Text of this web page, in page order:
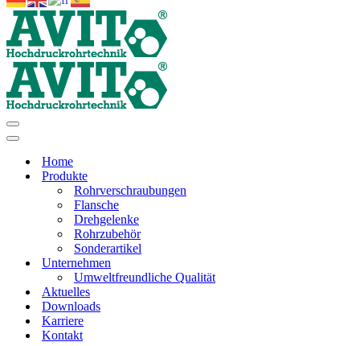
Navigations-
Menü
Navigations-
Home
Produkte
Rohrverschraubungen
Flansche
Drehgelenke
Rohrzubehör
Sonderartikel
Unternehmen
Umweltfreundliche Qualität
Aktuelles
Downloads
Karriere
Kontakt